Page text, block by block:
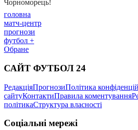
головна
матч-центр
прогнози
футбол +
Обране
САЙТ ФУТБОЛ 24
РедакціяПрогнозиПолітика
сайтуКонтактиПравила коментування
політикаСтруктура власності
Соціальні мережі